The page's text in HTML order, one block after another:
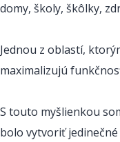
domy, školy, škôlky,
Jednou z oblastí,
maximalizujú
S touto myšlienkou
bolo vytvoriť